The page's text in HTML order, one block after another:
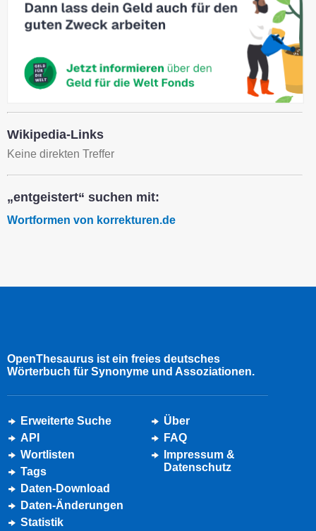
Wikipedia-Links
Keine direkten Treffer
„entgeistert“ suchen mit:
Wortformen von korrekturen.de
OpenThesaurus ist ein freies deutsches
Wörterbuch für Synonyme und Assoziationen.
Erweiterte Suche
API
Wortlisten
Tags
Daten-Download
Daten-Änderungen
Statistik
Über
FAQ
Impressum &
Datenschutz